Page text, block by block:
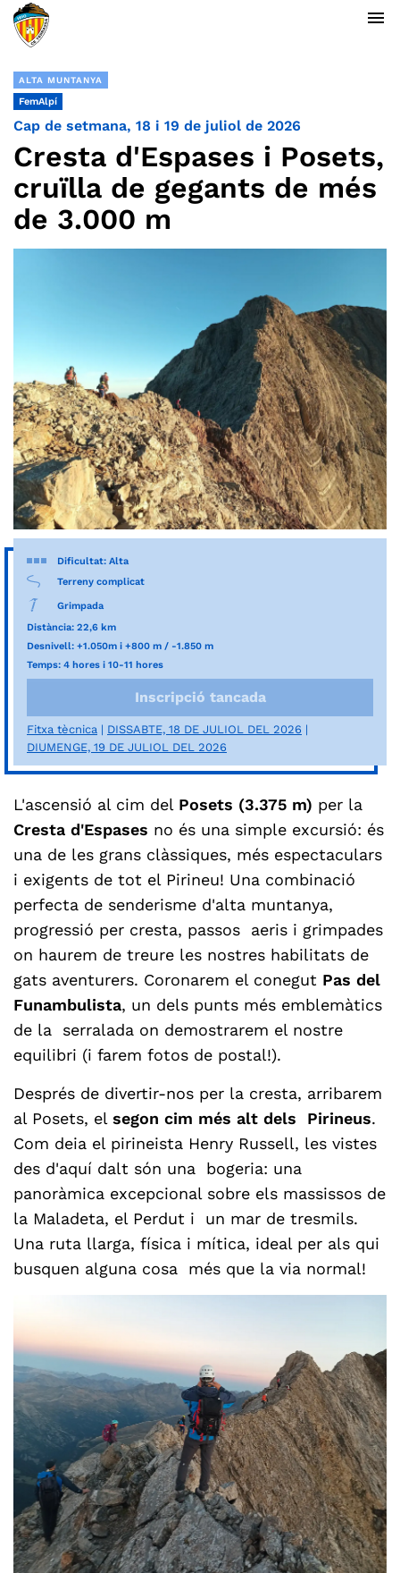
menu
ALTA MUNTANYA
FemAlpí
Cap de setmana, 18 i 19 de juliol de 2026
Cresta d'Espases i Posets,
cruïlla de gegants de més
de 3.000 m
Dificultat: Alta
Terreny complicat
Grimpada
Distància: 22,6 km
Desnivell: +1.050m i +800 m / -1.850 m
Temps: 4 hores i 10-11 hores
Inscripció tancada
Fitxa tècnica
DISSABTE, 18 DE JULIOL DEL 2026
DIUMENGE, 19 DE JULIOL DEL 2026
L'ascensió al cim del Posets (3.375 m) per la
Cresta d'Espases no és una simple excursió: és
una de les grans clàssiques, més espectaculars
i exigents de tot el Pirineu! Una combinació
perfecta de senderisme d'alta muntanya,
progressió per cresta, passos aeris i grimpades
on haurem de treure les nostres habilitats de
gats aventurers. Coronarem el conegut Pas del
Funambulista, un dels punts més emblemàtics
de la serralada on demostrarem el nostre
equilibri (i farem fotos de postal!).
Després de divertir-nos per la cresta, arribarem
al Posets, el segon cim més alt dels Pirineus.
Com deia el pirineista Henry Russell, les vistes
des d'aquí dalt són una bogeria: una
panoràmica excepcional sobre els massissos de
la Maladeta, el Perdut i un mar de tresmils.
Una ruta llarga, física i mítica, ideal per als qui
busquen alguna cosa més que la via normal!